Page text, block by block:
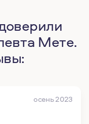
Мете.
осень 2023